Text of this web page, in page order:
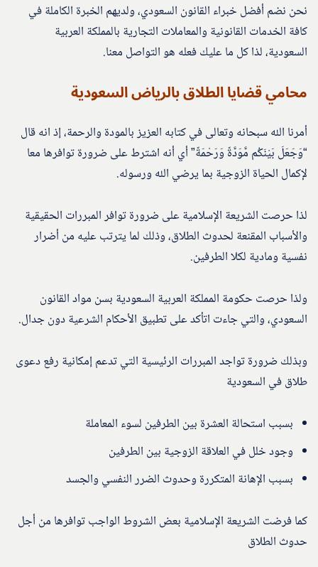
نحن نضم أفضل خبراء القانون السعودي، ولديهم الخبرة الكاملة في
كافة الخدمات القانونية والمعاملات التجارية بالمملكة العربية
السعودية، لذا كل ما عليك فعله هو التواصل معنا.
محامي قضايا الطلاق بالرياض السعودية
أمرنا الله سبحانه وتعالى في كتابه العزيز بالمودة والرحمة، إذ انه قال
“وَجَعَلَ بَيْنَكُم مَّوَدَّةً وَرَحْمَةً” أي أنه اشترط على ضرورة توافرها معا
لإكمال الحياة الزوجية بما يرضي الله ورسوله.
لذا حرصت الشريعة الإسلامية على ضرورة توافر المبررات الحقيقية
والأسباب المقنعة لحدوث الطلاق، وذلك لما يترتب عليه من أضرار
نفسية ومادية لكلا الطرفين.
ولذا حرصت حكومة المملكة العربية السعودية بسن مواد القانون
السعودي، والتي جاءت اتأكد على تطبيق الأحكام الشرعية دون جدال.
وبذلك ضرورة تواجد المبررات الرئيسية التي تدعم إمكانية رفع دعوى
طلاق في السعودية
بسبب استحالة العشرة بين الطرفين لسوء المعاملة
وجود خلل في العلاقة الزوجية بين الطرفين
بسبب الإهانة المتكررة وحدوث الضرر النفسي والجسد
كما فرضت الشريعة الإسلامية بعض الشروط الواجب توافرها من أجل
حدوث الطلاق